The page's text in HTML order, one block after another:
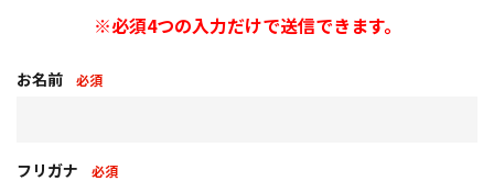
※必須4つの入力だけで送信できます。
お名前 必須
フリガナ 必須